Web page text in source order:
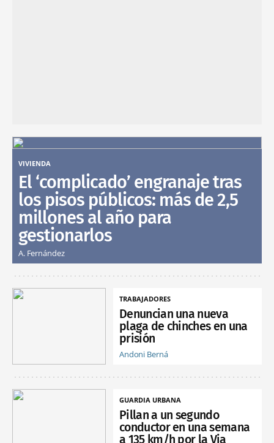
VIVIENDA
El ‘complicado’ engranaje tras
los pisos públicos: más de 2,5
millones al año para
gestionarlos
A. Fernández
TRABAJADORES
Denuncian una nueva
plaga de chinches en una
prisión
Andoni Berná
GUARDIA URBANA
Pillan a un segundo
conductor en una semana
a 135 km/h por la Via